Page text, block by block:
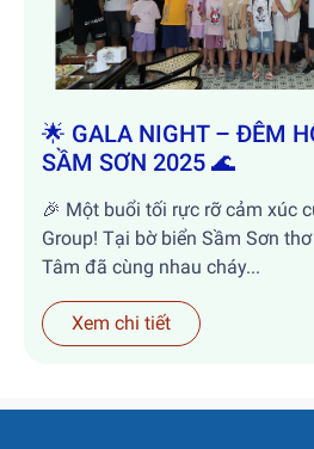
🌟 GALA NIGHT – ĐÊM
SẦM SƠN 2025 🌊
🎉 Một buổi tối rực rỡ cảm xúc
Group! Tại bờ biển Sầm Sơn
Tâm đã cùng nhau cháy...
Xem chi tiết